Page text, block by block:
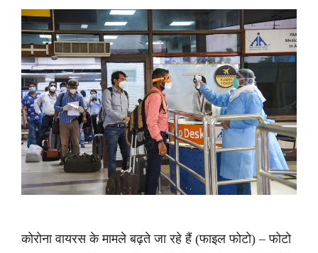
कोरोना वायरस के मामले बढ़ते जा रहे हैं (फाइल फोटो) – फोटो